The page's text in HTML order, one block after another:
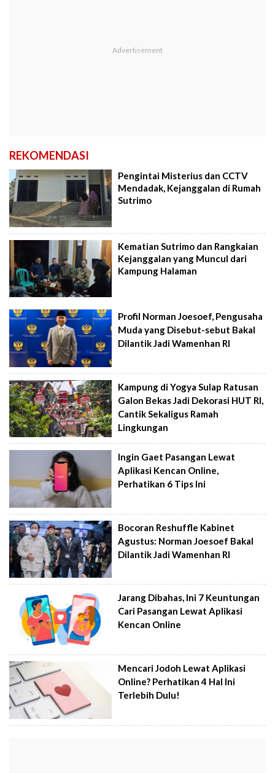
REKOMENDASI
Pengintai Misterius dan CCTV
Mendadak, Kejanggalan di Rumah
Sutrimo
Kematian Sutrimo dan Rangkaian
Kejanggalan yang Muncul dari
Kampung Halaman
Profil Norman Joesoef, Pengusaha
Muda yang Disebut-sebut Bakal
Dilantik Jadi Wamenhan RI
Kampung di Yogya Sulap Ratusan
Galon Bekas Jadi Dekorasi HUT RI,
Cantik Sekaligus Ramah
Lingkungan
Ingin Gaet Pasangan Lewat
Aplikasi Kencan Online,
Perhatikan 6 Tips Ini
Bocoran Reshuffle Kabinet
Agustus: Norman Joesoef Bakal
Dilantik Jadi Wamenhan RI
Jarang Dibahas, Ini 7 Keuntungan
Cari Pasangan Lewat Aplikasi
Kencan Online
Mencari Jodoh Lewat Aplikasi
Online? Perhatikan 4 Hal Ini
Terlebih Dulu!